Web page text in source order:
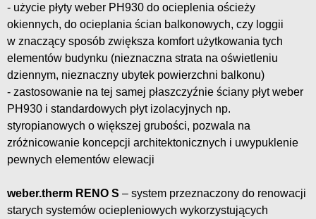
- użycie płyty weber PH930 do ocieplenia ościeży
okiennych, do ocieplania ścian balkonowych, czy loggii
w znaczący sposób zwiększa komfort użytkowania tych
elementów budynku (nieznaczna strata na oświetleniu
dziennym, nieznaczny ubytek powierzchni balkonu)
- zastosowanie na tej samej płaszczyźnie ściany płyt weber
PH930 i standardowych płyt izolacyjnych np.
styropianowych o większej grubości, pozwala na
zróżnicowanie koncepcji architektonicznych i uwypuklenie
pewnych elementów elewacji
weber.therm RENO S – system przeznaczony do renowacji
starych systemów ociepleniowych wykorzystujących